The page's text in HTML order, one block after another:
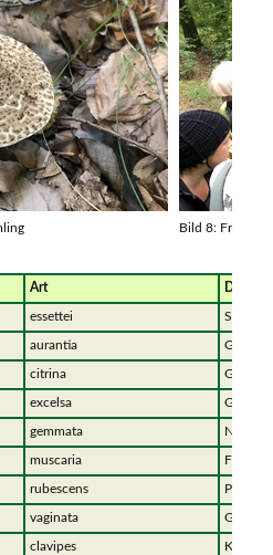
Bild 8: Fragen -
Art
essettei
aurantia
citrina Gelber
excelsa Grauer
gemmata
muscaria
rubescens Perlpilz
vaginata Grauer
clavipes